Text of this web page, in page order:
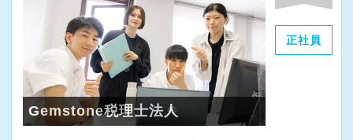
いになります！
はじめての仕事には不安もあるかもしれません
が、当社は同じ目標をもったインターンの数も
多く心強いですよ。やる気のある方、ご応募お
そのため、勢いだけではどうにもならない課題
や問題点もでてきますが、一つずつ確実に乗り
越えていきましょう！
常に自ら学ぶ姿勢で臨んでください。着実に実
績を作りながら課題や問題の分析スキルを身に
正社員
Gemstone税理士法人